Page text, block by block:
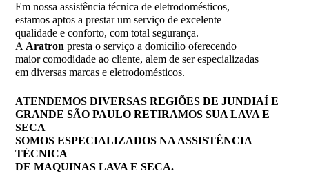
Em nossa assistência técnica de eletrodomésticos,
estamos aptos a prestar um serviço de excelente
qualidade e conforto, com total segurança.
AAratron presta o serviço a domicilio oferecendo
maior comodidade ao cliente, alem de ser especializadas
em diversas marcas e eletrodomésticos.
ATENDEMOS DIVERSAS REGIÕES DE JUNDIAÍ E
GRANDE SÃO PAULO RETIRAMOS SUA LAVA E
SECA
SOMOS ESPECIALIZADOS NA ASSISTÊNCIA
TÉCNICA
DE MAQUINAS LAVA E SECA.